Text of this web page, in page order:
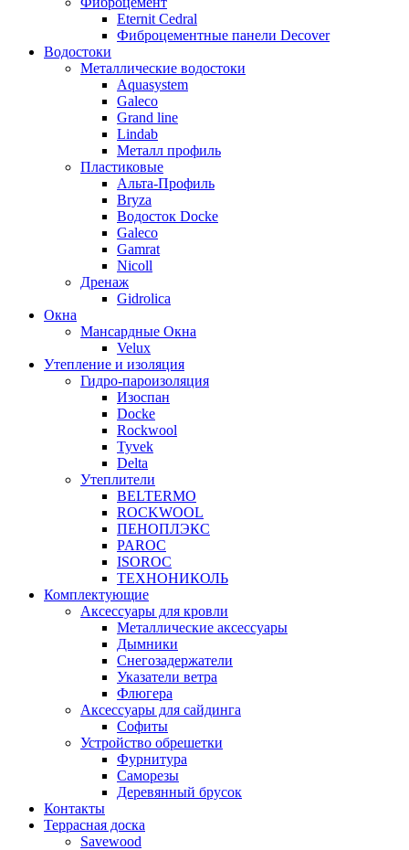
Eternit Cedral
Фиброцементные панели Decover
Водостоки
Металлические водостоки
Aquasystem
Galeco
Grand line
Lindab
Металл профиль
Пластиковые
Альта-Профиль
Bryza
Водосток Docke
Galeco
Gamrat
Nicoll
Дренаж
Gidrolica
Окна
Мансардные Окна
Velux
Утепление и изоляция
Гидро-пароизоляция
Изоспан
Docke
Rockwool
Tyvek
Delta
Утеплители
BELTERMO
ROCKWOOL
ПЕНОПЛЭКС
PAROC
ISOROC
ТЕХНОНИКОЛЬ
Комплектующие
Аксессуары для кровли
Металлические аксессуары
Дымники
Снегозадержатели
Указатели ветра
Флюгера
Аксессуары для сайдинга
Софиты
Устройство обрешетки
Фурнитура
Саморезы
Деревянный брусок
Контакты
Террасная доска
Savewood